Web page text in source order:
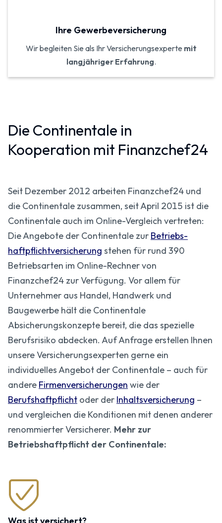
Ihre Gewerbeversicherung
Wir begleiten Sie als Ihr Versicherungs­experte mit
langjähriger Erfahrung.
Die Continentale in
Kooperation mit Finanzchef24
Seit Dezember 2012 arbeiten Finanzchef24 und
die Continentale zusammen, seit April 2015 ist die
Continentale auch im Online-Vergleich vertreten:
Die Angebote der Continentale zur Betriebs­
haftpflicht­versicherung stehen für rund 390
Betriebsarten im Online-Rechner von
Finanzchef24 zur Verfügung. Vor allem für
Unternehmer aus Handel, Handwerk und
Baugewerbe hält die Continentale
Absicherungskonzepte bereit, die das spezielle
Berufsrisiko abdecken. Auf Anfrage erstellen Ihnen
unsere Versicherungs­experten gerne ein
individuelles Angebot der Continentale – auch für
andere Firmenversicherungen wie der
Berufshaftpflicht oder der Inhaltsversicherung –
und vergleichen die Konditionen mit denen anderer
renommierter Versicherer. Mehr zur
Betriebshaftpflicht der Continentale: